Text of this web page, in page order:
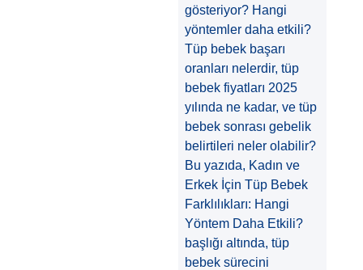
gösteriyor? Hangi
yöntemler daha etkili?
Tüp bebek başarı
oranları nelerdir, tüp
bebek fiyatları 2025
yılında ne kadar, ve tüp
bebek sonrası gebelik
belirtileri neler olabilir?
Bu yazıda, Kadın ve
Erkek İçin Tüp Bebek
Farklılıkları: Hangi
Yöntem Daha Etkili?
başlığı altında, tüp
bebek sürecini